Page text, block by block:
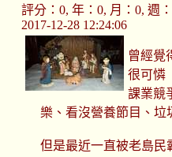
評分：0, 年：0, 月：0, 週
2017-12-28 12:24:06
曾經覺
很可憐
課業競
樂、看沒營養節目、垃
但是最近一直被老島民